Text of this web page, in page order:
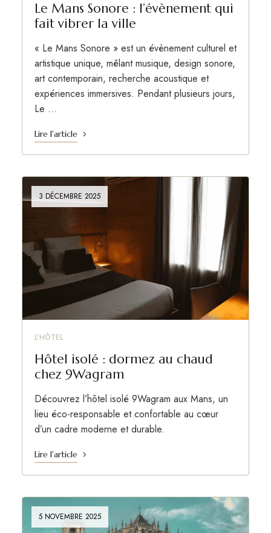
Le Mans Sonore : l’évènement qui
fait vibrer la ville
« Le Mans Sonore » est un évènement culturel et
artistique unique, mêlant musique, design sonore,
art contemporain, recherche acoustique et
expériences immersives. Pendant plusieurs jours,
Le …
Lire l'article
3 DÉCEMBRE 2025
L'HÔTEL
Hôtel isolé : dormez au chaud
chez 9Wagram
Découvrez l’hôtel isolé 9Wagram aux Mans, un
lieu éco-responsable et confortable au cœur
d’un cadre moderne et durable.
Lire l'article
5 NOVEMBRE 2025